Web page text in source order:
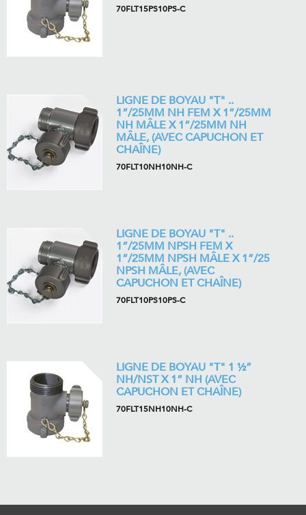
70FLT15PS10PS-C
LIGNE DE BOYAU "T" ..
1”/25MM NH FEM X 1”/25MM
NH MÂLE X 1”/25MM NH
MÂLE, (AVEC CAPUCHON ET
CHAÎNE)
70FLT10NH10NH-C
LIGNE DE BOYAU "T" ..
1”/25MM NPSH FEM X
1”/25MM NPSH MÂLE X 1”/25
NPSH MÂLE, (AVEC
CAPUCHON ET CHAÎNE)
70FLT10PS10PS-C
LIGNE DE BOYAU "T" 1 ½”
NH/NST X 1” NH (AVEC
CAPUCHON ET CHAÎNE)
70FLT15NH10NH-C